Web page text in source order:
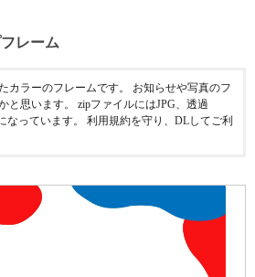
レーム
カラーのフレームです。 お知らせや写真のフ
と思います。 zipファイルにはJPG、透過
なっています。 利用規約を守り、DLしてご利